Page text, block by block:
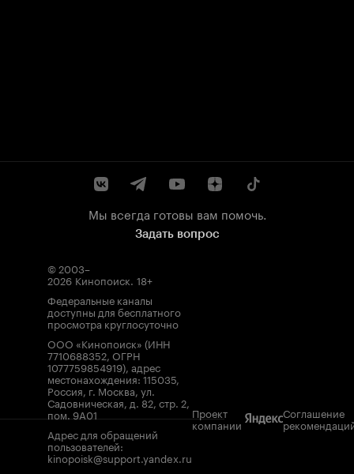
Мы всегда готовы вам помочь.
Задать вопрос
© 2003–
2026 Кинопоиск. 18+
Федеральные каналы
доступны для бесплатного
просмотра круглосуточно
ООО «Кинопоиск» (ИНН
7710688352, ОГРН
1077759854919), адрес
местонахождения: 115035,
Россия, г. Москва, ул.
Садовническая, д. 82, стр. 2,
пом. 9А01
Адрес для обращений
пользователей:
kinopoisk@support.yandex.ru
Проект
компании
Соглашение